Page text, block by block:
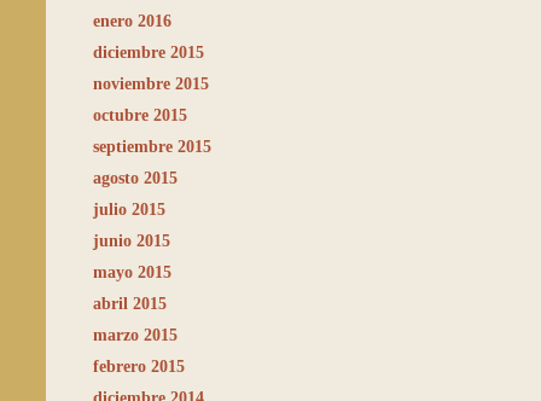
enero 2016
diciembre 2015
noviembre 2015
octubre 2015
septiembre 2015
agosto 2015
julio 2015
junio 2015
mayo 2015
abril 2015
marzo 2015
febrero 2015